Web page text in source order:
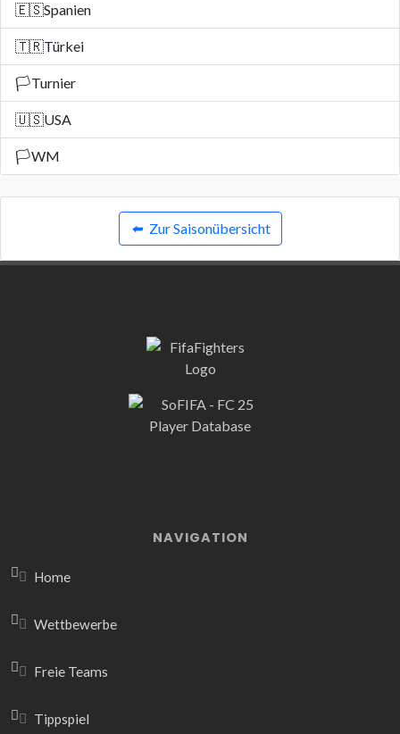
🇪🇸Spanien
🇹🇷Türkei
🏳️Turnier
🇺🇸USA
🏳️WM
⬅️ Zur Saisonübersicht
NAVIGATION
Home
Wettbewerbe
Freie Teams
Tippspiel